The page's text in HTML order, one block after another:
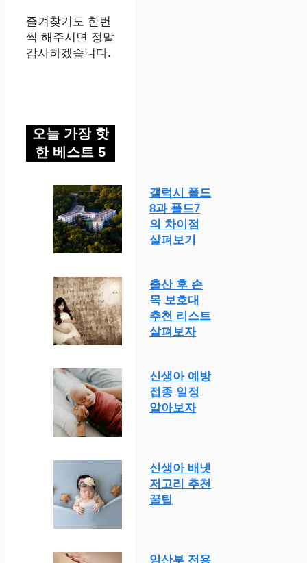
즐겨찾기도 한번
씩 해주시면 정말
감사하겠습니다.
오늘 가장 핫
한 베스트 5
갤럭시 폴드
8과 폴드7
의 차이점
살펴보기
출산 후 손
목 보호대
추천 리스트
살펴보자
신생아 예방
접종 일정
알아보자
신생아 배냇
저고리 추천
꿀팁
임산부 전용